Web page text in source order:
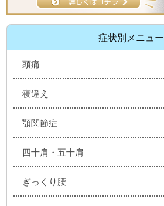
症状別メニュー
頭痛
寝違え
顎関節症
四十肩・五十肩
ぎっくり腰